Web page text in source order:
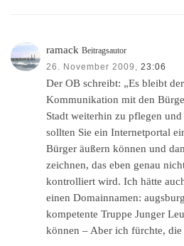
ramack Beitragsautor
26. November 2009,
23:06
Der OB schreibt: „Es bleibt
Kommunikation mit den
Stadt weiterhin zu pflegen
sollten Sie ein Internetportal
Bürger äußern können und
zeichnen, das eben genau
kontrolliert wird. Ich hätte
einen Domainnamen:
kompetente Truppe Junger
können – Aber ich fürchte,